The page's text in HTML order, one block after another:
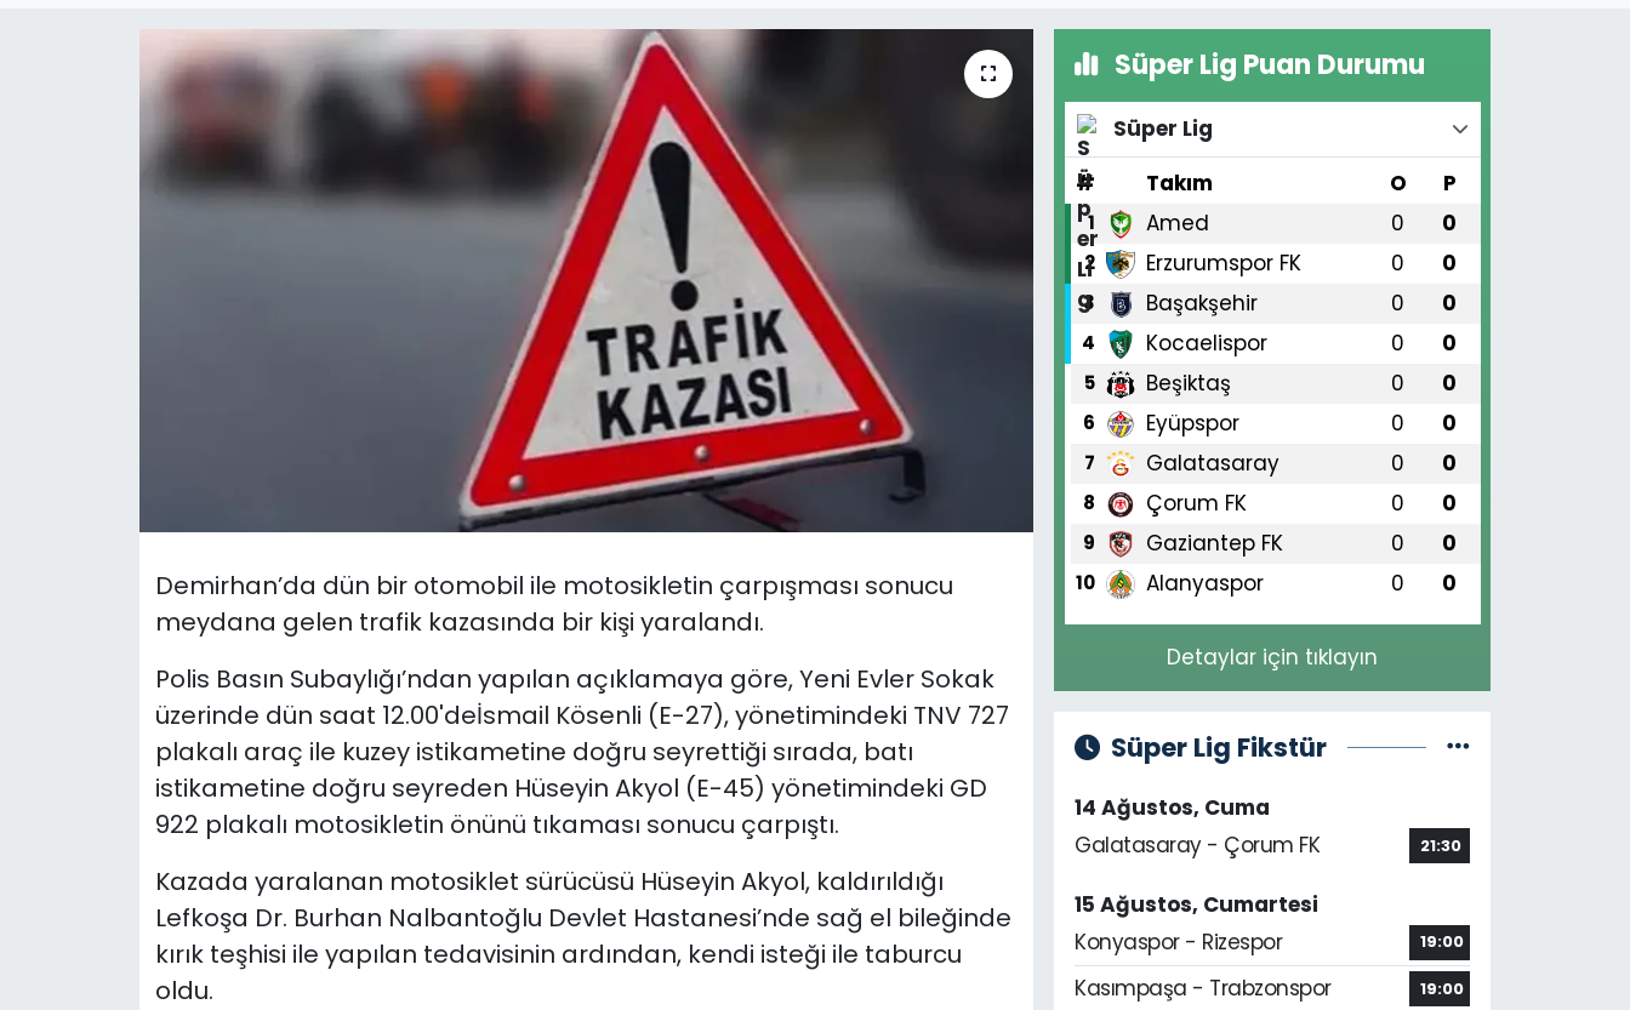
Demirhan’da dün bir otomobil ile motosikletin çarpışması sonucu
meydana gelen trafik kazasında bir kişi yaralandı.
Polis Basın Subaylığı’ndan yapılan açıklamaya göre, Yeni Evler Sokak
üzerinde dün saat 12.00'deİsmail Kösenli (E-27), yönetimindeki TNV 727
plakalı araç ile kuzey istikametine doğru seyrettiği sırada, batı
istikametine doğru seyreden Hüseyin Akyol (E-45) yönetimindeki GD
922 plakalı motosikletin önünü tıkaması sonucu çarpıştı.
Kazada yaralanan motosiklet sürücüsü Hüseyin Akyol, kaldırıldığı
Lefkoşa Dr. Burhan Nalbantoğlu Devlet Hastanesi’nde sağ el bileğinde
kırık teşhisi ile yapılan tedavisinin ardından, kendi isteği ile taburcu
oldu.
Süper Lig Puan Durumu
Süper Lig
#
Takım O P
1 Amed 0 0
2 Erzurumspor FK 0 0
3 Başakşehir 0 0
4 Kocaelispor 0 0
5 Beşiktaş 0 0
6 Eyüpspor 0 0
7 Galatasaray 0 0
8 Çorum FK 0 0
9 Gaziantep FK 0 0
10 Alanyaspor 0 0
Detaylar için tıklayın
Süper Lig Fikstür
14 Ağustos, Cuma
Galatasaray - Çorum FK
21:30
15 Ağustos, Cumartesi
Konyaspor - Rizespor
19:00
Kasımpaşa - Trabzonspor 19:00
KKTC YEREL SEÇİM 2018
Politika
Teknoloji
Yazarlar